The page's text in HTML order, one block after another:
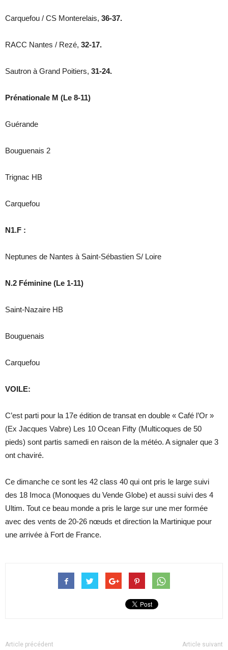
Carquefou / CS Monterelais, 36-37.
RACC Nantes / Rezé, 32-17.
Sautron à Grand Poitiers, 31-24.
Prénationale M (Le 8-11)
Guérande
Bouguenais 2
Trignac HB
Carquefou
N1.F :
Neptunes de Nantes à Saint-Sébastien S/ Loire
N.2 Féminine (Le 1-11)
Saint-Nazaire HB
Bouguenais
Carquefou
VOILE:
C’est parti pour la 17e édition de transat en double « Café l’Or »
(Ex Jacques Vabre) Les 10 Ocean Fifty (Multicoques de 50
pieds) sont partis samedi en raison de la météo. A signaler que 3
ont chaviré.
Ce dimanche ce sont les 42 class 40 qui ont pris le large suivi
des 18 Imoca (Monoques du Vende Globe) et aussi suivi des 4
Ultim. Tout ce beau monde a pris le large sur une mer formée
avec des vents de 20-26 nœuds et direction la Martinique pour
une arrivée à Fort de France.
Article précédent Article suivant